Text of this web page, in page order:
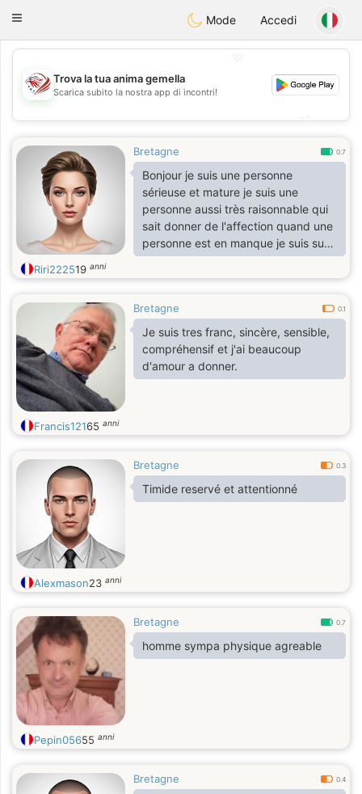
StatesDating
Toggle
Mode Accedi
💖
💕
Trova la tua anima gemella
Scarica subito la nostra app di incontri!
Bretagne 0.7
Bonjour je suis une personne
sérieuse et mature je suis une
personne aussi très raisonnable qui
sait donner de l'affection quand une
personne est en manque je suis sur
6 une personne qui aime aider les
gens une personne très sociable et
aimable raisonnable dans la vie de
tous les jours et sérieuse et je suis
aussi gentil dans la vie de tous les
jours une personne avec beaucoup
de gentillesse et parfois je ne sais
Riri222519 anni
Bretagne 0.1
Je suis tres franc, sincère, sensible,
compréhensif et j'ai beaucoup
d'amour a donner.
Francis12165 anni
Bretagne 0.3
Timide reservé et attentionné
Alexmason23 anni
Bretagne 0.7
homme sympa physique agreable
Pepin05655 anni
Bretagne 0.4